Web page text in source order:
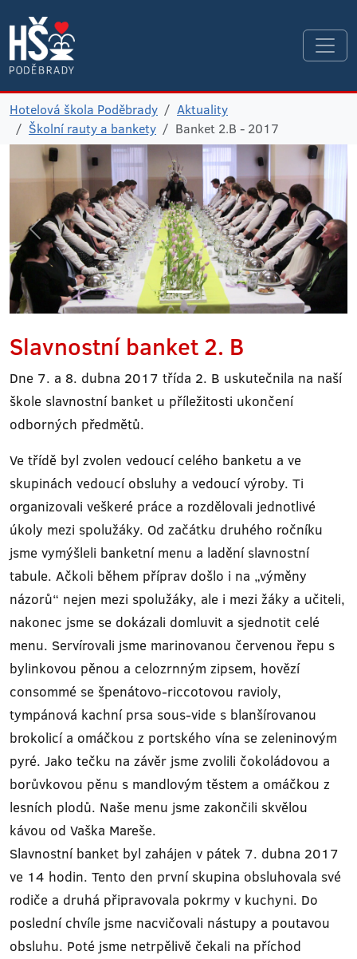
Hotelová škola Poděbrady
Aktuality
Školní rauty a bankety
Banket 2.B - 2017
Slavnostní banket 2. B
Dne 7. a 8. dubna 2017 třída 2. B uskutečnila na naší
škole slavnostní banket u příležitosti ukončení
odborných předmětů.
Ve třídě byl zvolen vedoucí celého banketu a ve
skupinách vedoucí obsluhy a vedoucí výroby. Ti
organizovali veškeré práce a rozdělovali jednotlivé
úkoly mezi spolužáky. Od začátku druhého ročníku
jsme vymýšleli banketní menu a ladění slavnostní
tabule. Ačkoli během příprav došlo i na „výměny
názorů“ nejen mezi spolužáky, ale i mezi žáky a učiteli,
nakonec jsme se dokázali domluvit a sjednotit celé
menu. Servírovali jsme marinovanou červenou řepu s
bylinkovou pěnou a celozrnným zipsem, hovězí
consommé se špenátovo-riccotovou ravioly,
tympánová kachní prsa sous-vide s blanšírovanou
brokolicí a omáčkou z portského vína se zeleninovým
pyré. Jako tečku na závěr jsme zvolili čokoládovou a
borůvkovou pěnu s mandlovým těstem a omáčkou z
lesních plodů. Naše menu jsme zakončili skvělou
kávou od Vaška Mareše.
Slavnostní banket byl zahájen v pátek 7. dubna 2017
ve 14 hodin. Tento den první skupina obsluhovala své
rodiče a druhá připravovala pokrmy v kuchyni. Do
poslední chvíle jsme nacvičovali nástupy a poutavou
obsluhu. Poté jsme netrpělivě čekali na příchod